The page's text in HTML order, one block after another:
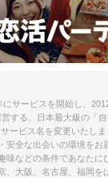
スマートフォ
（運転免許証
パスポートなど
清潔感のある
＜QRコード受
サービスを開始し、
する、日本最大級の「
ービス名を変更いたし
安全な出会いの環境を
味などの条件であなたに
、大阪、名古屋、福岡